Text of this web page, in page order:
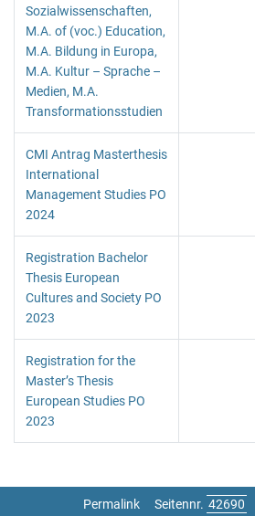
Sozialwissenschaften,
M.A. of (voc.) Education,
M.A. Bildung in Europa,
M.A. Kultur – Sprache –
Medien, M.A.
Transformationsstudien
CMI Antrag Masterthesis
International
Management Studies PO
2024
Registration Bachelor
Thesis European
Cultures and Society PO
2023
Registration for the
Master’s Thesis
European Studies PO
2023
Permalink Seitennr.